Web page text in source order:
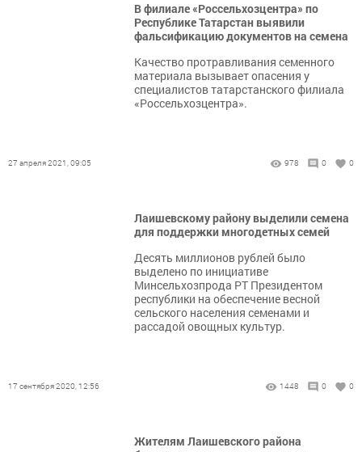
В филиале «Россельхозцентра» по
Республике Татарстан выявили
фальсификацию документов на семена
Качество протравливания семенного
материала вызывает опасения у
специалистов татарстанского филиала
«Россельхозцентра».
27 апреля 2021, 09:05 978 0 0
Лаишевскому району выделили семена
для поддержки многодетных семей
Десять миллионов рублей было
выделено по инициативе
Минсельхозпрода РТ Президентом
республики на обеспечение весной
сельского населения семенами и
рассадой овощных культур.
17 сентября 2020, 12:56 1448 0 0
Жителям Лаишевского района